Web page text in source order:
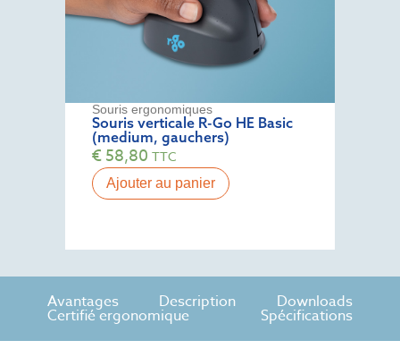
Souris ergonomiques
Souris verticale R-Go HE Basic
(medium, gauchers)
€58,80 TTC
Ajouter au panier
Avantages Description Downloads
Certifié ergonomique Spécifications